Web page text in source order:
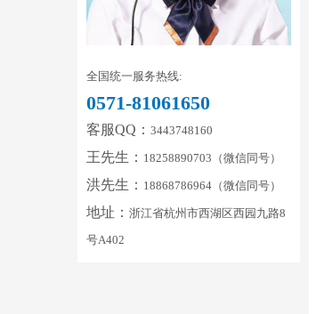
全国统一服务热线:
0571-81061650
客服QQ： 3443748160
王先生： 18258890703（微信同号）
洪先生： 18868786964（微信同号）
地址： 浙江省杭州市西湖区西园九路8
号A402